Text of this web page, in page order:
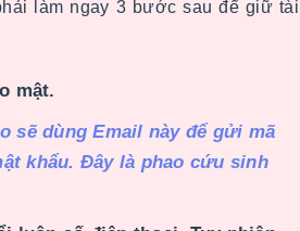
làm ngay 3 bước sau để giữ tài
mật.
sẽ dùng Email này để gửi mã
khẩu. Đây là phao cứu sinh